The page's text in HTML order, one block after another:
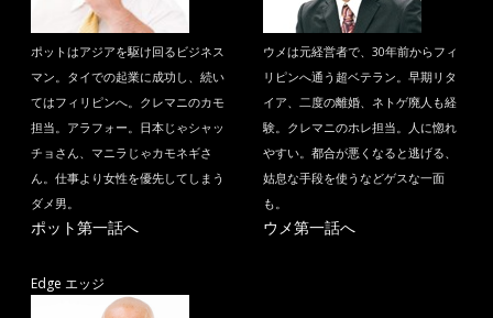
ポットはアジアを駆け回るビジネス
マン。タイでの起業に成功し、続い
てはフィリピンへ。クレマニのカモ
担当。アラフォー。日本じゃシャッ
チョさん、マニラじゃカモネギさ
ん。仕事より女性を優先してしまう
ダメ男。
ポット第一話へ
ウメは元経営者で、30年前からフィ
リピンへ通う超ベテラン。早期リタ
イア、二度の離婚、ネトゲ廃人も経
験。クレマニのホレ担当。人に惚れ
やすい。都合が悪くなると逃げる、
姑息な手段を使うなどゲスな一面
も。
ウメ第一話へ
Edge エッジ